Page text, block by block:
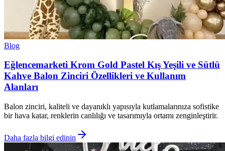
Blog
Eğlencemarketi Krom Gold Pastel Kış Yeşili ve Sütlü
Kahve Balon Zinciri Özellikleri ve Kullanım
Alanları
Balon zinciri, kaliteli ve dayanıklı yapısıyla kutlamalarınıza sofistike
bir hava katar, renklerin canlılığı ve tasarımıyla ortamı zenginleştirir.
Daha fazla bilgi edinin